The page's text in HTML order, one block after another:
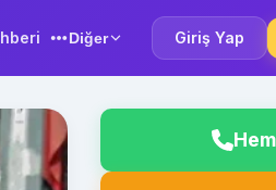
Diğer Giriş Yap